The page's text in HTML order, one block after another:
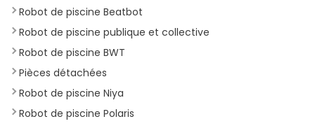
Robot de piscine Beatbot
Robot de piscine publique et collective
Robot de piscine BWT
Pièces détachées
Robot de piscine Niya
Robot de piscine Polaris